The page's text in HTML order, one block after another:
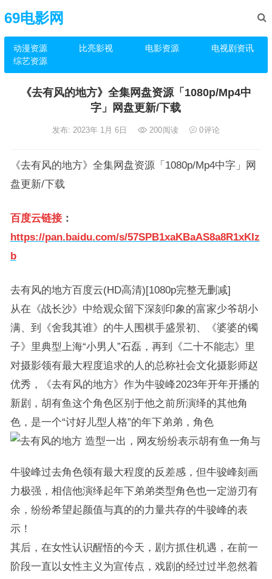
69电影网
动漫资源 比亮影视 电影资源
电视剧资讯
综艺资源
《去有风的地方》全集网盘资源「1080p/Mp4中
字」网盘更新/下载
发布: 2023年 1月 6日 200阅读 0评论
《去有风的地方》全集网盘资源「1080p/Mp4中字」网
盘更新/下载
百度云链接：
https://pan.baidu.com/s/57SPB1xaKBaAS8a8R1xKIz
b
去有风的地方百度云(HD高清)[1080p完整无删减]
从在《战长沙》中给观众留下深刻印象的富家少爷胡小
满、到《舍我其谁》的牛人围棋手盛景初、《婆婆的镯
子》里典型上海“小男人”石磊，再到《二十不能志》里
对摄影领有最大程度追求的人的总称社会文化摄影师赵
优秀，《去有风的地方》作为牛骏峰2023年开年开播的
新剧，胡有鱼这个角色区别于他之前所演绎的其他角
色，是一个“讨好儿型人格”的年下弟弟，角色
造型一出，网友纷纷表示胡有鱼一角与
牛骏峰过去角色领有最大程度的反差感，但牛骏峰刻画
力极强，相信他演绎起年下弟弟类型角色也一定游刃有
余，纷纷希望起颜值与真的的力量共存的牛骏峰的表
示！
其后，在女性认识醒悟的今天，剧方抓住机遇，在前一
阶段一直以女性主义为宣传点，戏剧的经过过半忽然着